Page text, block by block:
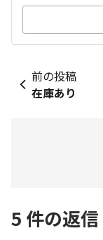
前の投稿
在庫あり
5 件の返信